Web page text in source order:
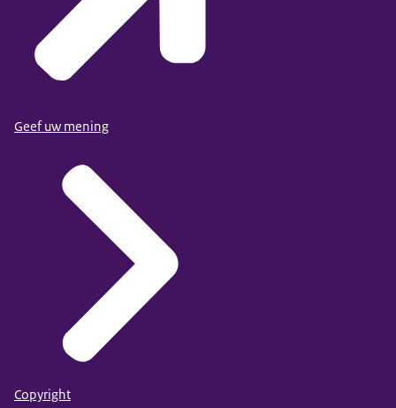
Geef uw mening
Copyright